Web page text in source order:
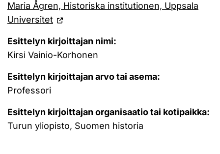
Maria Ågren, Historiska institutionen, Uppsala
Universitet
Esittelyn kirjoittajan nimi:
Kirsi Vainio-Korhonen
Esittelyn kirjoittajan arvo tai asema:
Professori
Esittelyn kirjoittajan organisaatio tai kotipaikka:
Turun yliopisto, Suomen historia